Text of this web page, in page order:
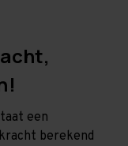
een
berekend